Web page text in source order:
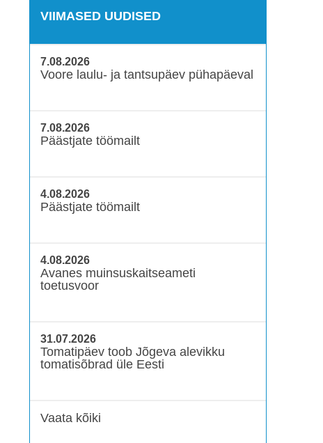
VIIMASED UUDISED
7.08.2026
Voore laulu- ja tantsupäev pühapäeval
7.08.2026
Päästjate töömailt
4.08.2026
Päästjate töömailt
4.08.2026
Avanes muinsuskaitseameti
toetusvoor
31.07.2026
Tomatipäev toob Jõgeva alevikku
tomatisõbrad üle Eesti
Vaata kõiki